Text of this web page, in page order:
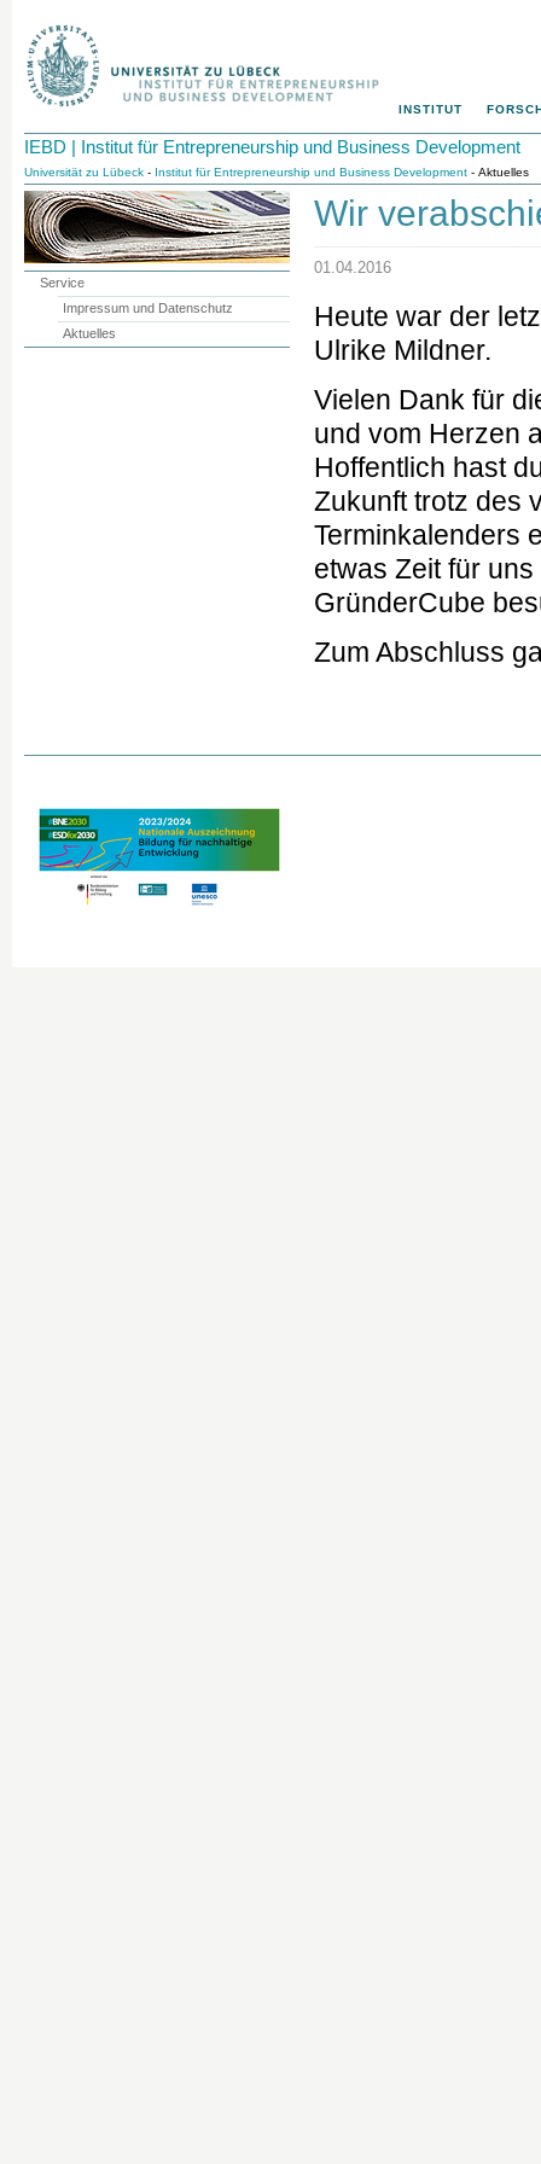
INSTITUT
IEBD | Institut für Entrepreneurship und Business Development
Universität zu Lübeck - Institut für Entrepreneurship und Business Development - Aktuelles
Wir
01.04.2016
Heute war der
Ulrike Mildner.
Vielen Dank für
und vom Herzen
Hoffentlich hast
Zukunft trotz des
Terminkalenders
etwas Zeit für
GründerCube
Zum Abschluss
Service
Impressum und Datenschutz
Aktuelles